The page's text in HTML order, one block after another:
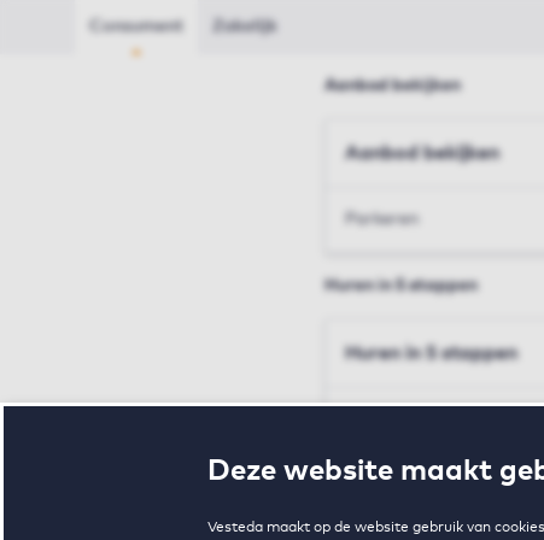
Deze website maakt
Vesteda maakt op de website gebruik van
Consument Zakelijk
Aanbod bekijken
Aanbod bekijken
Parkeren
Huren in 5 stappen
Huren in 5 stappen
Voorwaarden en